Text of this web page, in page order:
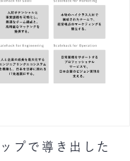
プで導き出した